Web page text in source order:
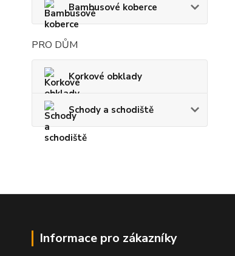
Bambusové koberce
PRO DŮM
Korkové obklady
Schody a schodiště
Informace pro zákazníky